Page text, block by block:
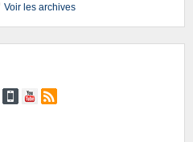
Voir les archives